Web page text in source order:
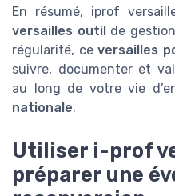
En résumé, iprof
versailles outilde
régularité, ceversailles
suivre, documenter et
au long de votre vie
nationale.
Utiliser i-prof
préparer une